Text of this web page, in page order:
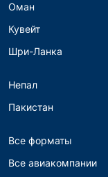
Оман
Кувейт
Шри-Ланка
Непал
Пакистан
Все форматы
Все авиакомпании